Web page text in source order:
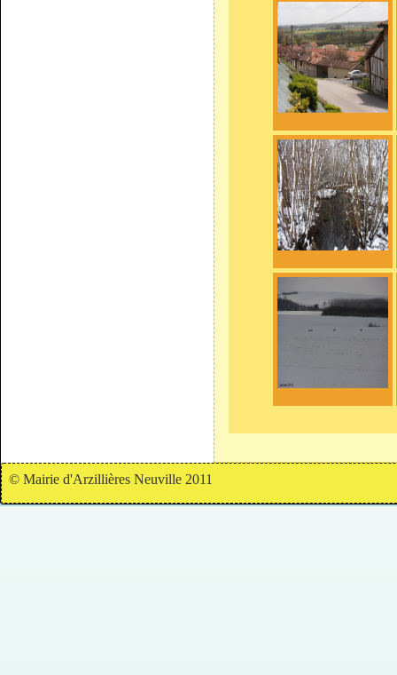
© Mairie d'Arzillières Neuville 2011